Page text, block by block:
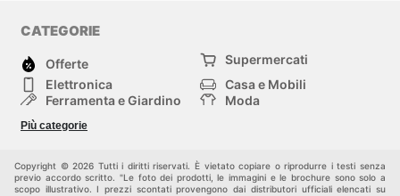
CATEGORIE
Offerte
Supermercati
Elettronica
Casa e Mobili
Ferramenta e Giardino
Moda
Bambini e Neonati
Più categorie
Copyright © 2026 Tutti i diritti riservati. È vietato copiare o riprodurre i testi senza
previo accordo scritto. "Le foto dei prodotti, le immagini e le brochure sono solo a
scopo illustrativo. I prezzi scontati provengono dai distributori ufficiali elencati su